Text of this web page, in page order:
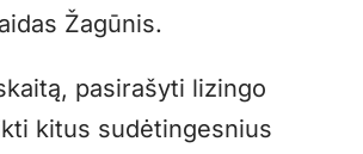
Žagūnis.
pasirašyti lizingo
kitus sudėtingesnius